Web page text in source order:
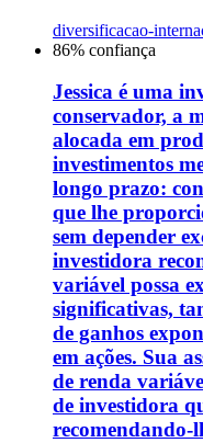
diversificacao-
86% confiança
Jessica é uma
conservador, a
alocada em
investimentos
longo prazo:
que lhe
sem depender
investidora
variável possa
significativas,
de ganhos
em ações. Sua
de renda
de investidora
recomendando-